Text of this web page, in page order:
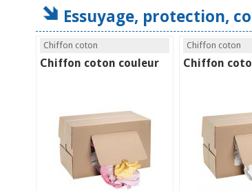
Essuyage, protection,
Chiffon coton
Chiffon coton couleur
Chiffon coton
Chiffon